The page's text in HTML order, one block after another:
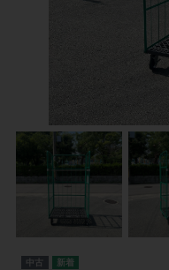
中古